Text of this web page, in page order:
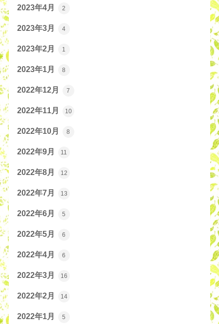
2023年4月 2
2023年3月 4
2023年2月 1
2023年1月 8
2022年12月 7
2022年11月 10
2022年10月 8
2022年9月 11
2022年8月 12
2022年7月 13
2022年6月 5
2022年5月 6
2022年4月 6
2022年3月 16
2022年2月 14
2022年1月 5